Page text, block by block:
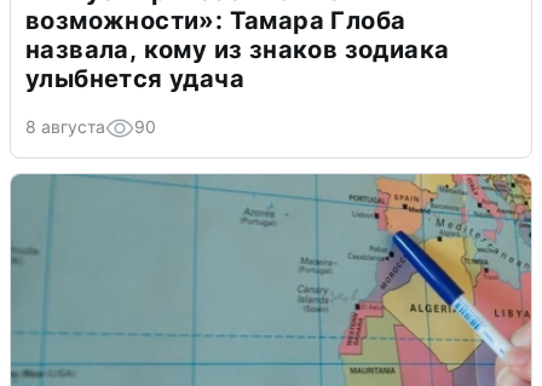
возможности»: Тамара Глоба
назвала, кому из знаков зодиака
улыбнется удача
8 августа 90